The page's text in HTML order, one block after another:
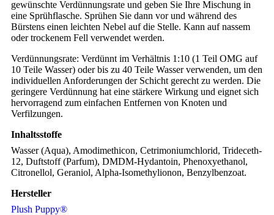
gewünschte Verdünnungsrate und geben Sie Ihre Mischung in
eine Sprühflasche. Sprühen Sie dann vor und während des
Bürstens einen leichten Nebel auf die Stelle. Kann auf nassem
oder trockenem Fell verwendet werden.
Verdünnungsrate: Verdünnt im Verhältnis 1:10 (1 Teil OMG auf
10 Teile Wasser) oder bis zu 40 Teile Wasser verwenden, um den
individuellen Anforderungen der Schicht gerecht zu werden. Die
geringere Verdünnung hat eine stärkere Wirkung und eignet sich
hervorragend zum einfachen Entfernen von Knoten und
Verfilzungen.
Inhaltsstoffe
Wasser (Aqua), Amodimethicon, Cetrimoniumchlorid, Trideceth-
12, Duftstoff (Parfum), DMDM-Hydantoin, Phenoxyethanol,
Citronellol, Geraniol, Alpha-Isomethylionon, Benzylbenzoat.
Hersteller
Plush Puppy®